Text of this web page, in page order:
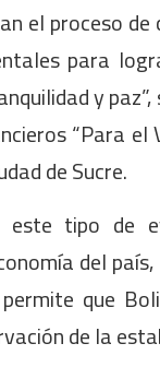
el proceso
para
y
“Para
de Sucre.
este tipo de
del
que
de la